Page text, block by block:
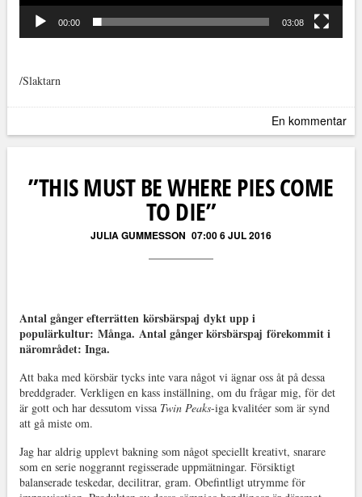
00:00 03:08
/Slaktarn
En kommentar
”THIS MUST BE WHERE PIES COME
TO DIE”
JULIA GUMMESSON 07:00 6 JUL 2016
Antal gånger efterrätten körsbärspaj dykt upp i
populärkultur: Många. Antal gånger körsbärspaj förekommit i
närområdet: Inga.
Att baka med körsbär tycks inte vara något vi ägnar oss åt på dessa
breddgrader. Verkligen en kass inställning, om du frågar mig, för det
är gott och har dessutom vissa Twin Peaks-iga kvalitéer som är synd
att gå miste om.
Jag har aldrig upplevt bakning som något speciellt kreativt, snarare
som en serie noggrannt regisserade uppmätningar. Försiktigt
balanserade teskedar, decilitrar, gram. Obefintligt utrymme för